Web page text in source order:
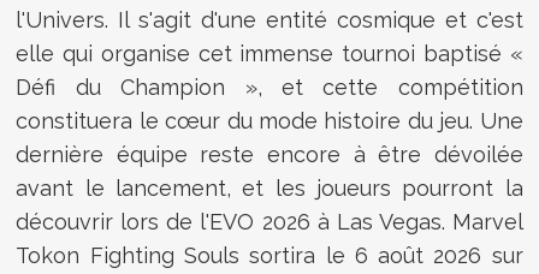
l'Univers. Il s'agit d'une entité cosmique et c'est
elle qui organise cet immense tournoi baptisé «
Défi du Champion », et cette compétition
constituera le cœur du mode histoire du jeu. Une
dernière équipe reste encore à être dévoilée
avant le lancement, et les joueurs pourront la
découvrir lors de l'EVO 2026 à Las Vegas. Marvel
Tokon Fighting Souls sortira le 6 août 2026 sur